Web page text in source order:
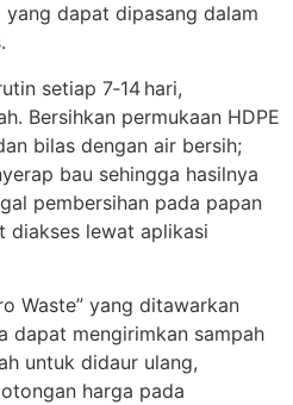
dapat dipasang dalam
setiap 7‑14 hari,
Bersihkan permukaan HDPE
bilas dengan air bersih;
bau sehingga hasilnya
pembersihan pada papan
lewat aplikasi
Waste” yang ditawarkan
dapat mengirimkan sampah
untuk didaur ulang,
harga pada